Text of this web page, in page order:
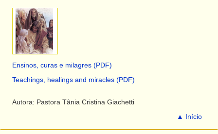
Ensinos, curas e milagres (PDF)
Teachings, healings and miracles (PDF)
Autora: Pastora Tânia Cristina Giachetti
▲ Início